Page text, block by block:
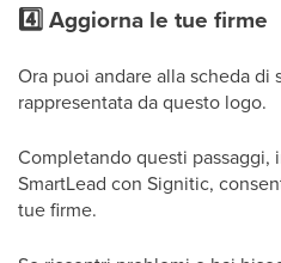
4️⃣ Aggiorna le tue firme
Ora puoi andare alla scheda
rappresentata da questo logo.
Completando questi passaggi,
SmartLead con Signitic,
tue firme.